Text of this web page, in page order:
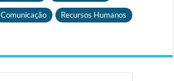
Comunicação Recursos Humanos